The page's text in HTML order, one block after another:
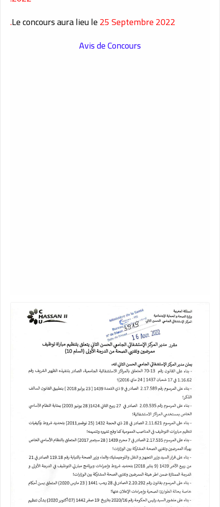
Le concours aura lieu le25 Septembre 2022.
Avis de Concours